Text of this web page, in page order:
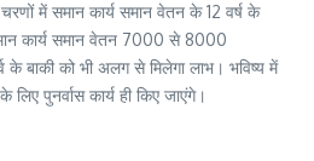
में समान कार्य समान वेतन के 12 वर्ष के
कार्य समान वेतन 7000 से 8000
के बाकी को भी अलग से मिलेगा लाभ। भविष्य में
पुनर्वास कार्य ही किए जाएंगे।